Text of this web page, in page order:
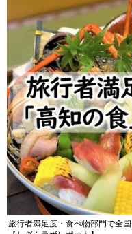
旅行者満足度・食べ物部門で全